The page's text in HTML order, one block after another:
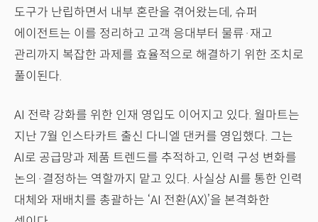
도구가 난립하면서 내부 혼란을 겪어왔는데, 슈퍼
에이전트는 이를 정리하고 고객 응대부터 물류·재고
관리까지 복잡한 과제를 효율적으로 해결하기 위한 조치로
풀이된다.
AI 전략 강화를 위한 인재 영입도 이어지고 있다. 월마트는
지난 7월 인스타카트 출신 다니엘 댄커를 영입했다. 그는
AI로 공급망과 제품 트렌드를 추적하고, 인력 구성 변화를
논의·결정하는 역할까지 맡고 있다. 사실상 AI를 통한 인력
대체와 재배치를 총괄하는 ‘AI 전환(AX)’을 본격화한